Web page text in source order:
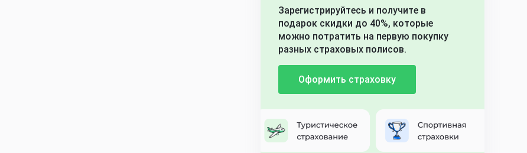
Зарегистрируйтесь и получите в
подарок скидки до 40%, которые
можно потратить на первую покупку
разных страховых полисов.
Оформить страховку